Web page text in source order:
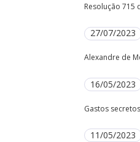
Resolução 715
27/07/2023
Alexandre de
16/05/2023
Gastos
11/05/2023